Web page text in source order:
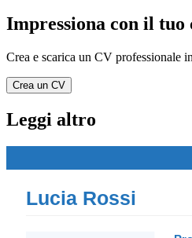
Impressiona con il
Crea e scarica un CV professionale
Crea un CV
Leggi altro